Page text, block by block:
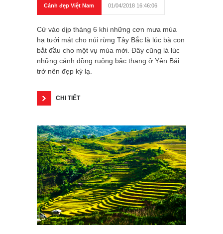
Cảnh đẹp Việt Nam 01/04/2018 16:46:06
Cứ vào dịp tháng 6 khi những cơn mưa mùa
hạ tưới mát cho núi rừng Tây Bắc là lúc bà con
bắt đầu cho một vụ mùa mới. Đây cũng là lúc
những cánh đồng ruộng bậc thang ở Yên Bái
trở nên đẹp kỳ lạ.
CHI TIẾT